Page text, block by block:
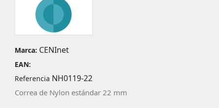
Marca: CENInet
EAN:
Referencia NH0119-22
Correa de Nylon estándar 22 mm